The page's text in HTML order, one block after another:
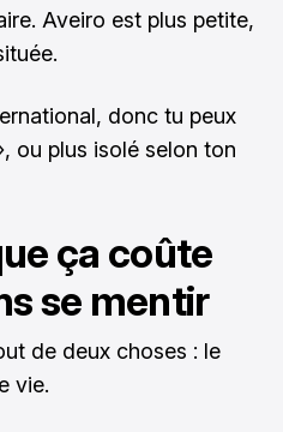
Aveiro est plus petite,
donc tu peux
ou plus isolé selon ton
ça coûte
se mentir
de deux choses : le
vie.